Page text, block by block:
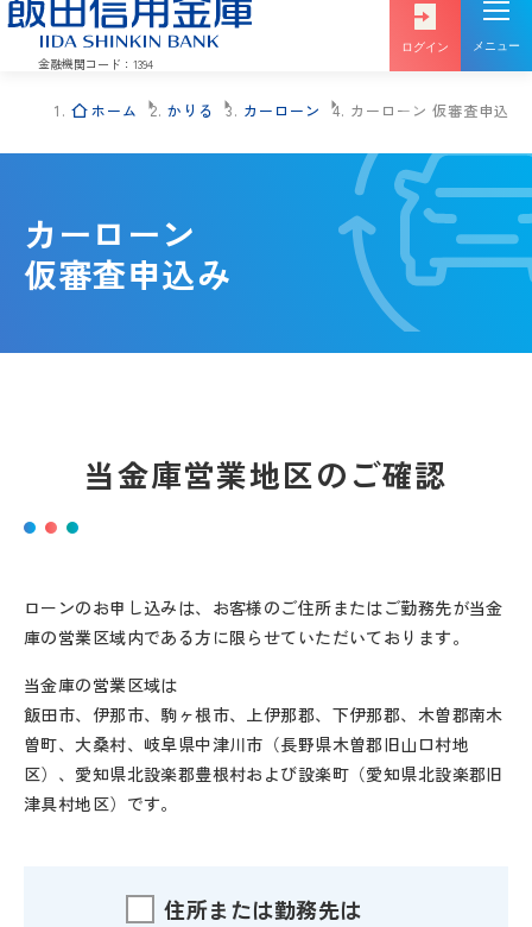
金融機関コード：1394
ログイン
ログイン
インターネット
サービス
メニュー
ホーム かりる カーローン カーローン 仮審査申込み
カーローン
仮審査申込み
当金庫営業地区のご確認
ローンのお申し込みは、お客様のご住所またはご勤務先が当金
庫の営業区域内である方に限らせていただいております。
当金庫の営業区域は
飯田市、伊那市、駒ヶ根市、上伊那郡、下伊那郡、木曽郡南木
曽町、大桑村、岐阜県中津川市（長野県木曽郡旧山口村地
区）、愛知県北設楽郡豊根村および設楽町（愛知県北設楽郡旧
津具村地区）です。
住所または勤務先は